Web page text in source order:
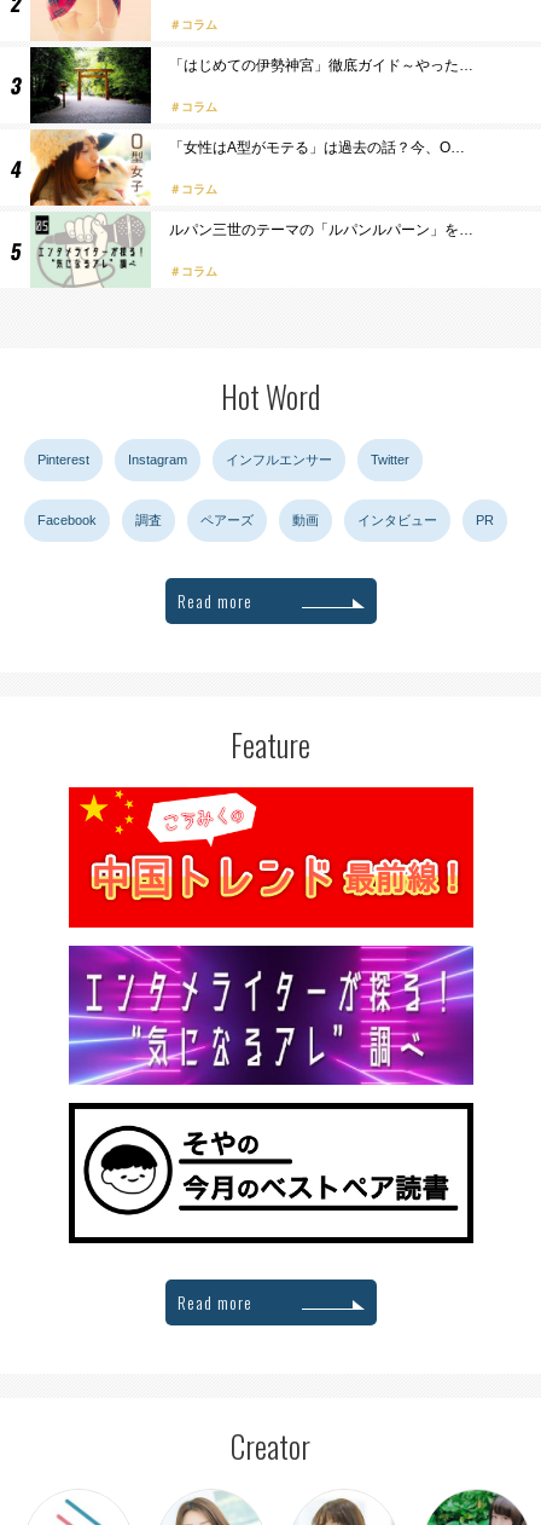
コラム
「はじめての伊勢神宮」徹底ガイド～やった…
コラム
「女性はA型がモテる」は過去の話？今、O…
コラム
ルパン三世のテーマの「ルパンルパーン」を…
コラム
Hot Word
Pinterest Instagram インフルエンサー Twitter
Facebook 調査 ペアーズ 動画 インタビュー PR
Read more
Feature
Read more
Creator